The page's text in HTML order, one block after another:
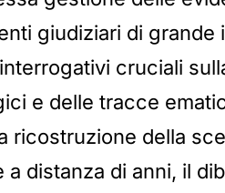
giudiziari di grande
cruciali
e delle tracce
ricostruzione della
a distanza di anni, il